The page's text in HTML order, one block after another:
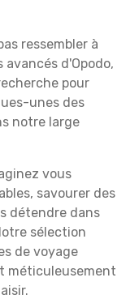
ressembler à
d'Opodo,
pour
unes des
notre large
vous
savourer des
détendre dans
sélection
de voyage
méticuleusement